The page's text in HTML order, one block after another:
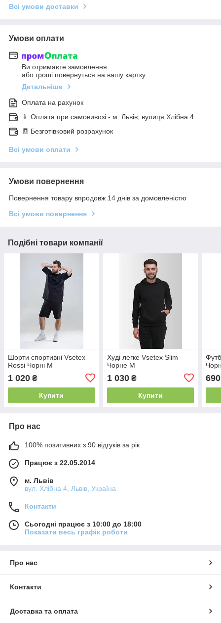
Всі умови доставки
Умови оплати
Ви отримаєте замовлення
або гроші повернуться на вашу картку
Детальніше
Оплата на рахунок
📱 Оплата при самовивозі - м. Львів, вулиця Хлібна 4
🧾 Безготівковий розрахунок
Всі умови оплати
Умови повернення
Повернення товару впродовж 14 днів за домовленістю
Всі умови повернення
Подібні товари компанії
Шорти спортивні Vsetex
Rossi Чорні M
1 020 ₴
Купити
Худі легке Vsetex Slim
Чорне M
1 030₴
Купити
690
Про нас
100% позитивних з 90 відгуків за рік
Працює з 22.05.2014
м. Львів
вул. Хлібна 4, Львів, Україна
Контакти
Сьогодні працює з 10:00 до 18:00
Показати весь графік роботи
Про нас
Контакти
Доставка та оплата